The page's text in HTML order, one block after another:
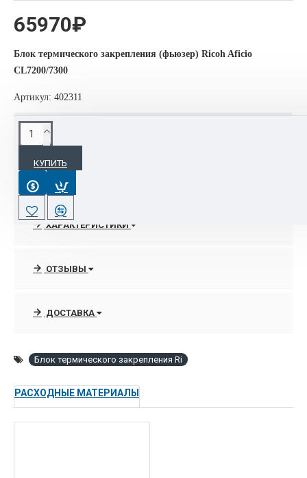
65970₽
Блок термического закрепления (фьюзер) Ricoh Aficio
CL7200/7300
Артикул: 402311
КУПИТЬ
ОПИСАНИЕ
Интернет-магазине OrgTehPoly.com располагает полным
спектром линейки мфу, принтеров , широкофрматных
машин и расходных материалов торговой марки Ricoh.
В любое удобное рабочее время по тел. 8- 495-088-42-17
специалистов отдела продаж по выбору нужного аппарата,
сопровождению оргтехники Ricoh благодаря
ХАРАКТЕРИСТИКИ
ОТЗЫВЫ
ДОСТАВКА
Блок термического закрепления Ri
РАСХОДНЫЕ МАТЕРИАЛЫ